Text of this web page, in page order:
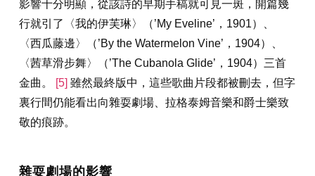
影響十分明顯，從該詩的早期手稿就可見一斑，開篇幾
行就引了〈我的伊芙琳〉（’My Eveline’，1901）、
〈西瓜藤邊〉（’By the Watermelon Vine’，1904）、
〈茜草滑步舞〉（’The Cubanola Glide’，1904）三首
金曲。
[5] 雖然最終版中，這些歌曲片段都被刪去，但字
裏行間仍能看出向雜耍劇場、拉格泰姆音樂和爵士樂致
敬的痕跡。
雜耍劇場的影響